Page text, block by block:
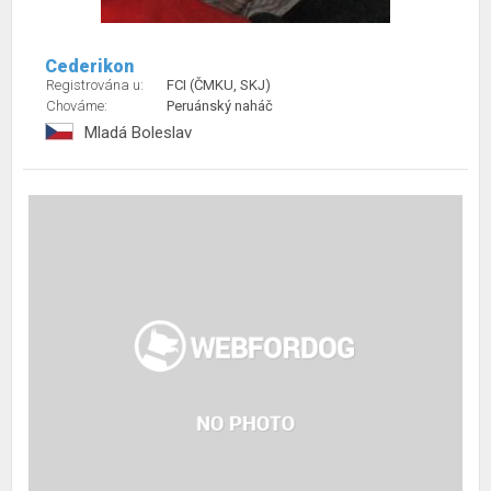
Cederikon
Registrována u:
FCI (ČMKU, SKJ)
Chováme:
Peruánský naháč
Mladá Boleslav